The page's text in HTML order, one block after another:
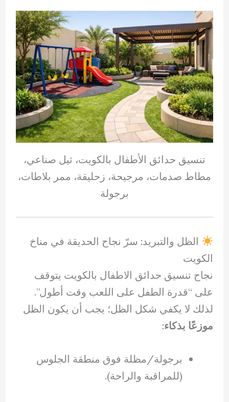
تنسيق حدائق الأطفال بالكويت، ثيل صناعي،
مطاط صدمات، مرجيحة، زحليقة، ممر بلاطات،
برجولة
الظل والتبريد: سرّ نجاح الحديقة في مناخ
الكويت
نجاح تنسيق حدائق الاطفال بالكويت يتوقف
على “قدرة الطفل على اللعب وقت أطول”.
لذلك لا يكفي شكل الظل؛ يجب أن يكون الظل
موزعًا بذكاء:
برجولة/مظلة فوق منطقة الجلوس
(للمراقبة والراحة).